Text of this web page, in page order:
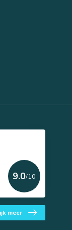
9.0/10
meer